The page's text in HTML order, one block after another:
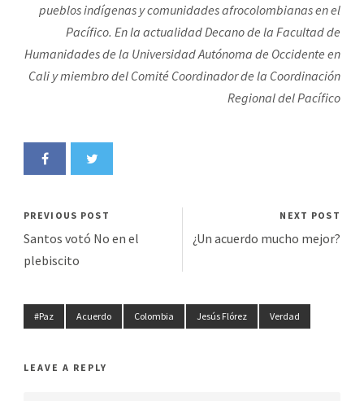
pueblos indígenas y comunidades afrocolombianas en el
Pacífico. En la actualidad Decano de la Facultad de
Humanidades de la Universidad Autónoma de Occidente en
Cali y miembro del Comité Coordinador de la Coordinación
Regional del Pacífico
PREVIOUS POST
Santos votó No en el
plebiscito
NEXT POST
¿Un acuerdo mucho mejor?
#Paz Acuerdo Colombia Jesús Flórez Verdad
LEAVE A REPLY